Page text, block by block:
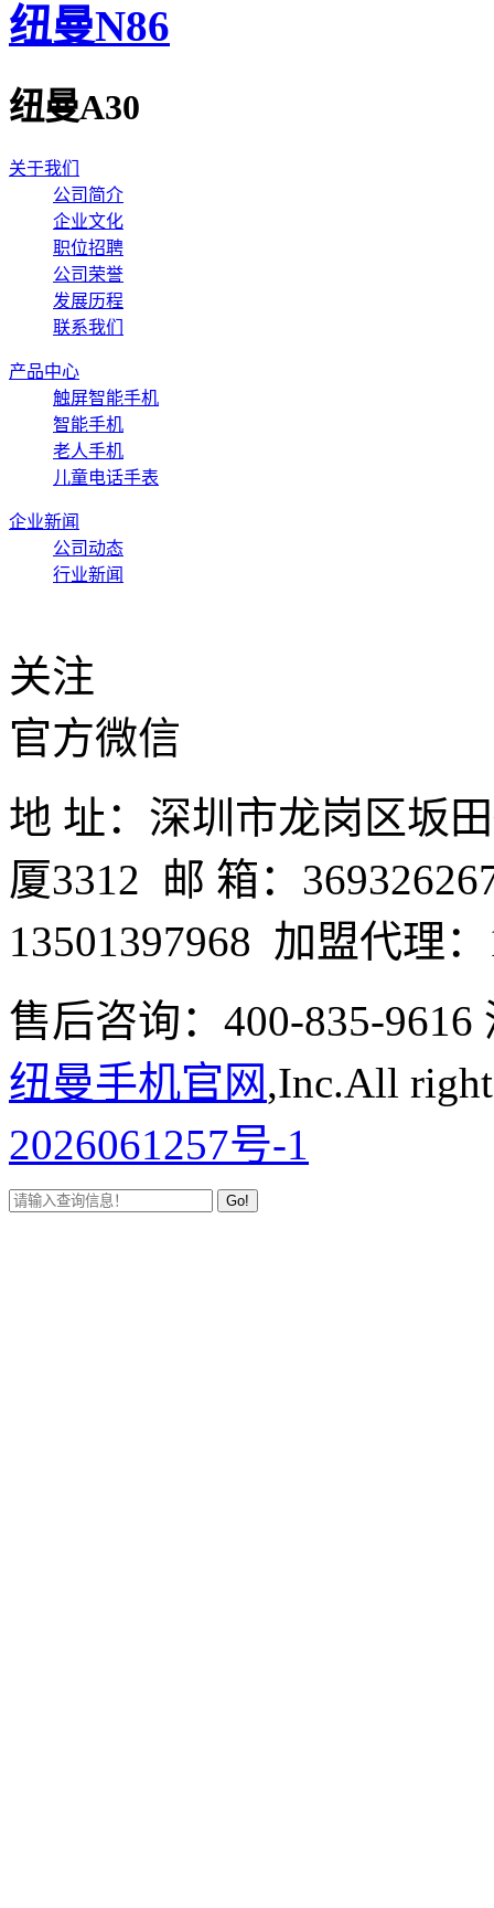
纽曼N86
纽曼A30
关于我们
公司简介
企业文化
职位招聘
公司荣誉
发展历程
联系我们
产品中心
触屏智能手机
智能手机
老人手机
儿童电话手表
企业新闻
公司动态
行业新闻
关注
官方微信
地 址：深圳市龙岗区坂
厦3312 邮 箱：
13501397968 加盟代理
售后咨询：400-835-
纽曼手机官网,Inc.All
2026061257号-1
Go!